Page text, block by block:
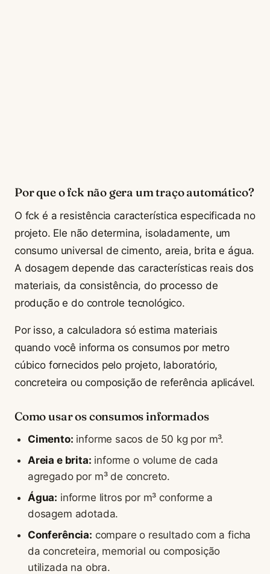
Por que o fck não gera um traço automático?
O fck é a resistência característica especificada no
projeto. Ele não determina, isoladamente, um
consumo universal de cimento, areia, brita e água.
A dosagem depende das características reais dos
materiais, da consistência, do processo de
produção e do controle tecnológico.
Por isso, a calculadora só estima materiais
quando você informa os consumos por metro
cúbico fornecidos pelo projeto, laboratório,
concreteira ou composição de referência aplicável.
Como usar os consumos informados
Cimento: informe sacos de 50 kg por m³.
Areia e brita: informe o volume de cada
agregado por m³ de concreto.
Água: informe litros por m³ conforme a
dosagem adotada.
Conferência: compare o resultado com a ficha
da concreteira, memorial ou composição
utilizada na obra.